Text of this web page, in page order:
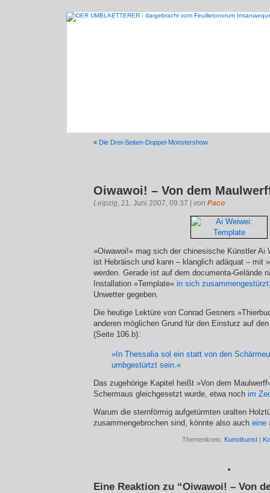
« Die Drei-Seiten-Doppel-Monstershow
Oiwawoi! – Von dem
Leipzig, 21. Juni 2007, 09:37 | von Paco
»Oiwawoi!« mag sich der chinesische Künstler Ai
ist Hebräisch und kann – klanglich adäquat – mit
werden. Gerade ist auf dem documenta-Gelände
Installation »Template« in sich zusammengestürzt
Unwetter gegeben.
Die heutige Lektüre von Conrad Gesners
anderen möglichen Grund für den Einsturz auf
(Seite 106.b):
»In Thessalia sol ein statt von den
umbgestürtzt sein.«
Das zugehörige Kapitel heißt »Von dem
Schermaus gleichgesetzt wurde, etwa noch im
Warum die sternförmig aufgetürmten uralten
zusammengebrochen sind, könnte also auch eine
Themenkreis: Kunstkunst |
*
Eine Reaktion zu “Oiwawoi! – Von